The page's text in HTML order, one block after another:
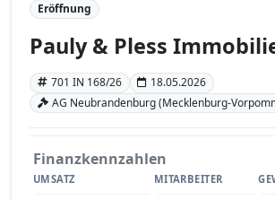
Eröffnung
Pauly & Pless
701 IN 168/26
18.05.2026
AG Neubrandenburg (Mecklenburg-
Finanzkennzahlen
UMSATZ MITARBEITER